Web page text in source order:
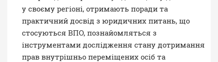
у своєму регіоні, отримають поради та
практичний досвід з юридичних питань, що
стосуються ВПО, познайомляться з
інструментами дослідження стану дотримання
прав внутрішньо переміщених осіб та